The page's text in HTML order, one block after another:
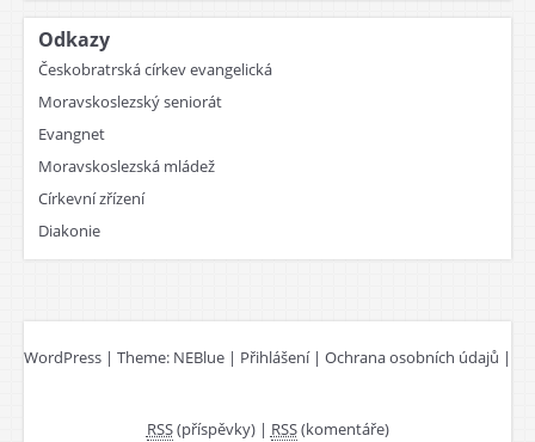
Odkazy
Českobratrská církev evangelická
Moravskoslezský seniorát
Evangnet
Moravskoslezská mládež
Církevní zřízení
Diakonie
WordPress | Theme: NEBlue | Přihlášení | Ochrana osobních údajů |
RSS(příspěvky) | RSS(komentáře)